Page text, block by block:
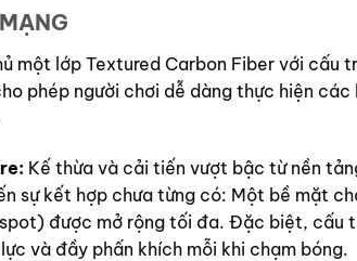
một lớp Textured Carbon Fiber với cấu
phép người chơi dễ dàng thực hiện
Kế thừa và cải tiến vượt bậc từ nền
sự kết hợp chưa từng có: Một bề mặt
được mở rộng tối đa. Đặc biệt, cấu
và đầy phấn khích mỗi khi chạm bóng.